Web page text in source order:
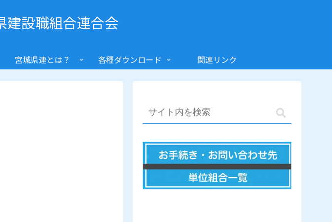
建設職組合連合会
宮城県連とは？ 各種ダウンロード 関連リンク